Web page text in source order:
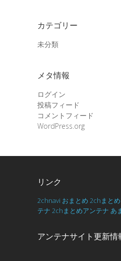
カテゴリー
未分類
メタ情報
ログイン
投稿フィード
コメントフィード
WordPress.org
リンク
2chnavi おまとめ 2chまと
テナ 2chまとめアンテナ あ
アンテナサイト更新情